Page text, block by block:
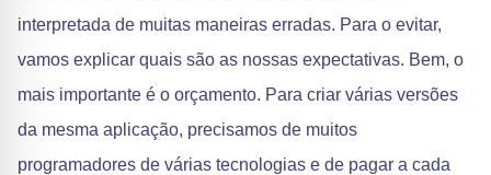
interpretada de muitas maneiras erradas. Para o evitar,
vamos explicar quais são as nossas expectativas. Bem, o
mais importante é o orçamento. Para criar várias versões
da mesma aplicação, precisamos de muitos
programadores de várias tecnologias e de pagar a cada